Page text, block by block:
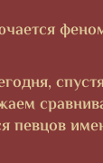
певцов